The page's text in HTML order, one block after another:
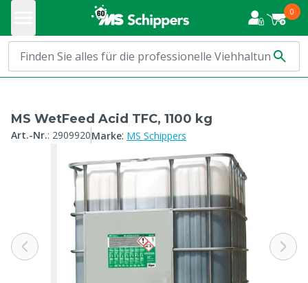
0
MS WetFeed Acid TFC, 1100 kg
Art.-Nr.: 2909920Marke: MS Schippers